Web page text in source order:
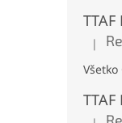
|
Všetko